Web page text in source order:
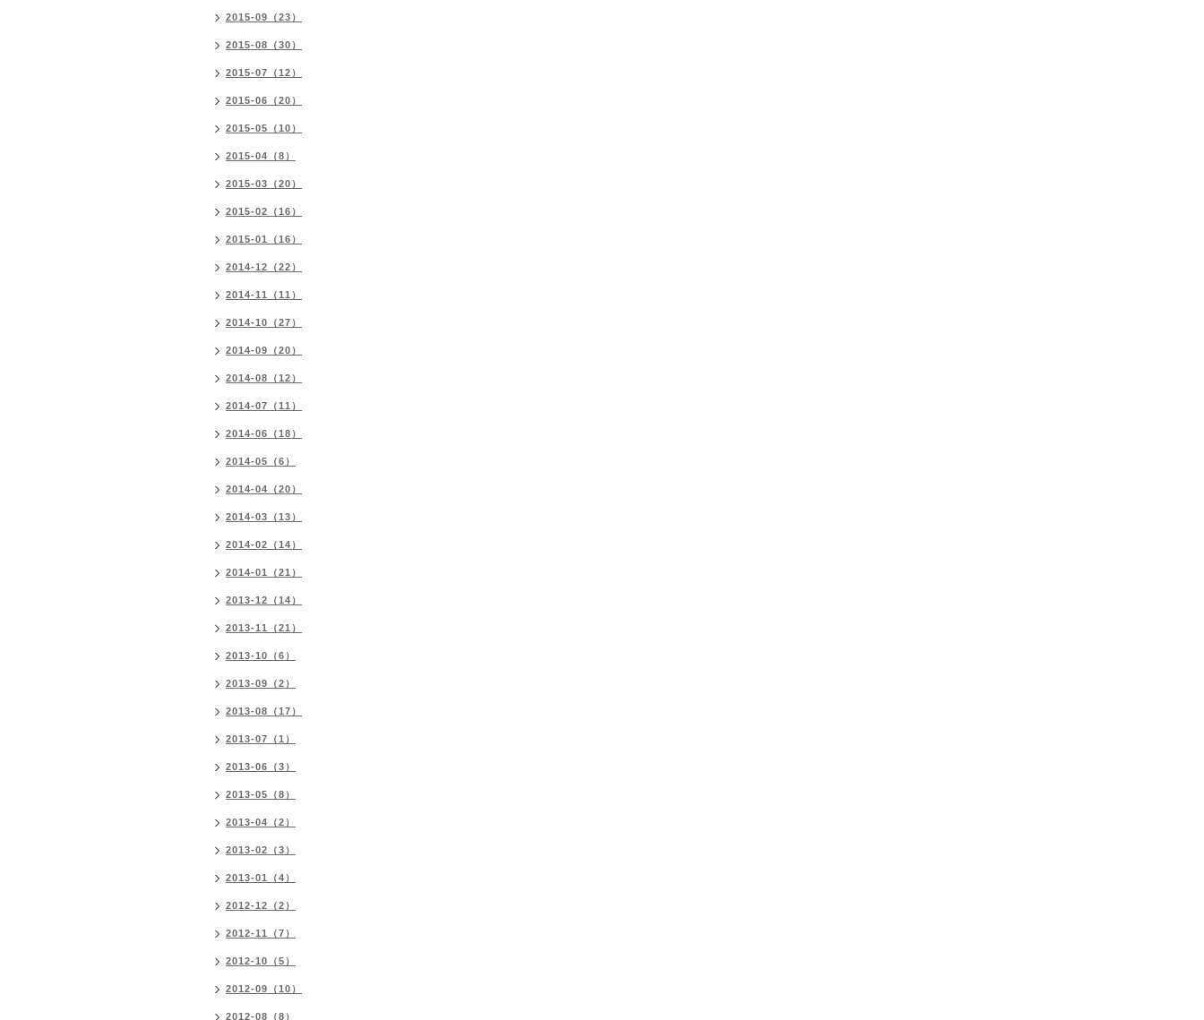
2015-09（23）
2015-08（30）
2015-07（12）
2015-06（20）
2015-05（10）
2015-04（8）
2015-03（20）
2015-02（16）
2015-01（16）
2014-12（22）
2014-11（11）
2014-10（27）
2014-09（20）
2014-08（12）
2014-07（11）
2014-06（18）
2014-05（6）
2014-04（20）
2014-03（13）
2014-02（14）
2014-01（21）
2013-12（14）
2013-11（21）
2013-10（6）
2013-09（2）
2013-08（17）
2013-07（1）
2013-06（3）
2013-05（8）
2013-04（2）
2013-02（3）
2013-01（4）
2012-12（2）
2012-11（7）
2012-10（5）
2012-09（10）
2012-08（8）